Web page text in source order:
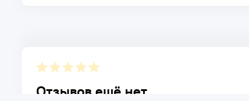
Отзывов ещё нет.